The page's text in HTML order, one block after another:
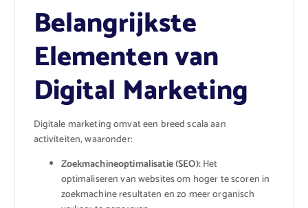
Belangrijkste
Elementen van
Digital Marketing
Digitale marketing omvat een breed scala aan
activiteiten, waaronder:
Zoekmachineoptimalisatie (SEO):Het
optimaliseren van websites om hoger te scoren in
zoekmachine resultaten en zo meer organisch